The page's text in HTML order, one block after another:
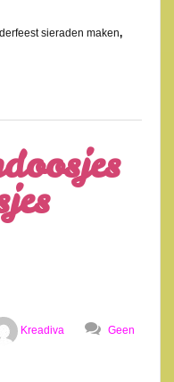
sieraden maken,
Kreadiva Geen